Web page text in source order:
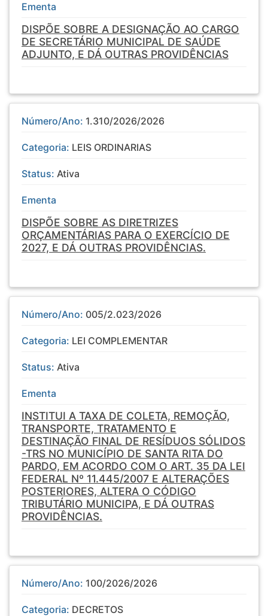
Ementa
DISPÕE SOBRE A DESIGNAÇÃO AO CARGO
DE SECRETÁRIO MUNICIPAL DE SAÚDE
ADJUNTO, E DÁ OUTRAS PROVIDÊNCIAS
Número/Ano: 1.310/2026/2026
Categoria: LEIS ORDINARIAS
Status: Ativa
Ementa
DISPÕE SOBRE AS DIRETRIZES
ORÇAMENTÁRIAS PARA O EXERCÍCIO DE
2027, E DÁ OUTRAS PROVIDÊNCIAS.
Número/Ano: 005/2.023/2026
Categoria: LEI COMPLEMENTAR
Status: Ativa
Ementa
INSTITUI A TAXA DE COLETA, REMOÇÃO,
TRANSPORTE, TRATAMENTO E
DESTINAÇÃO FINAL DE RESÍDUOS SÓLIDOS
-TRS NO MUNICÍPIO DE SANTA RITA DO
PARDO, EM ACORDO COM O ART. 35 DA LEI
FEDERAL Nº 11.445/2007 E ALTERAÇÕES
POSTERIORES, ALTERA O CÓDIGO
TRIBUTÁRIO MUNICIPA, E DÁ OUTRAS
PROVIDÊNCIAS.
Número/Ano: 100/2026/2026
Categoria: DECRETOS